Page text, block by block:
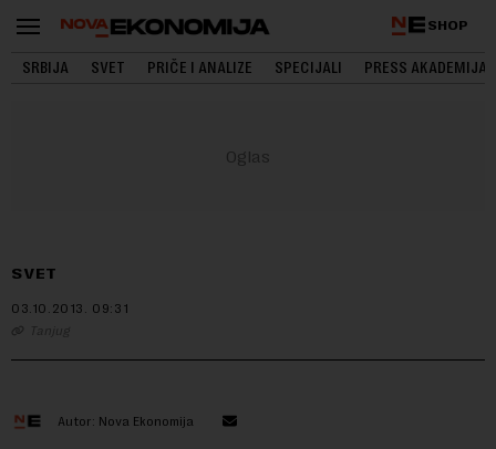
SHOP
SRBIJA SVET PRIČE I ANALIZE SPECIJALI PRESS AKADEMIJA
SVET
03.10.2013. 09:31
Tanjug
Autor: Nova Ekonomija